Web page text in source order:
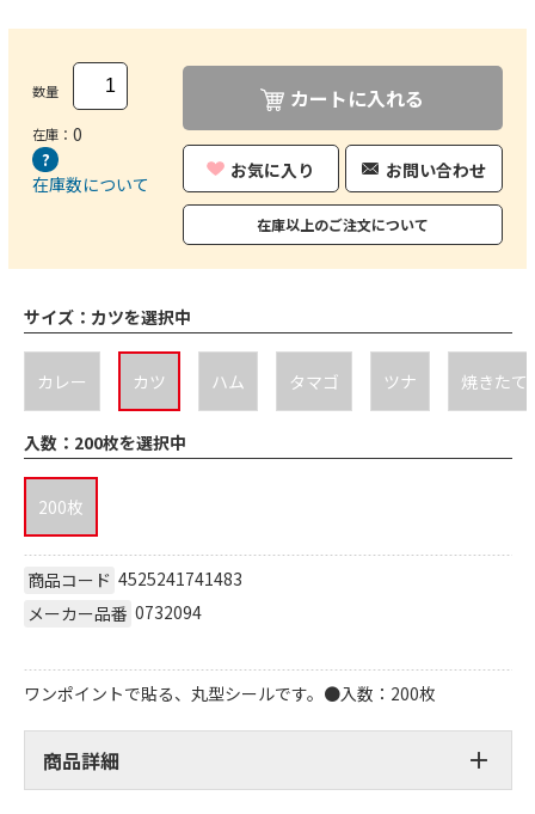
数量
在庫： 0
在庫数について
カートに入れる
お気に入り お問い合わせ
在庫以上のご注文について
サイズ： カツを選択中
カレー カツ ハム タマゴ ツナ 焼きたて
入数： 200枚を選択中
200枚
商品コード 4525241741483
メーカー品番 0732094
ワンポイントで貼る、丸型シールです。●入数：200枚
商品詳細